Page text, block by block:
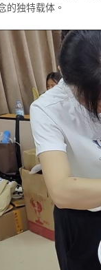
的独特载体。